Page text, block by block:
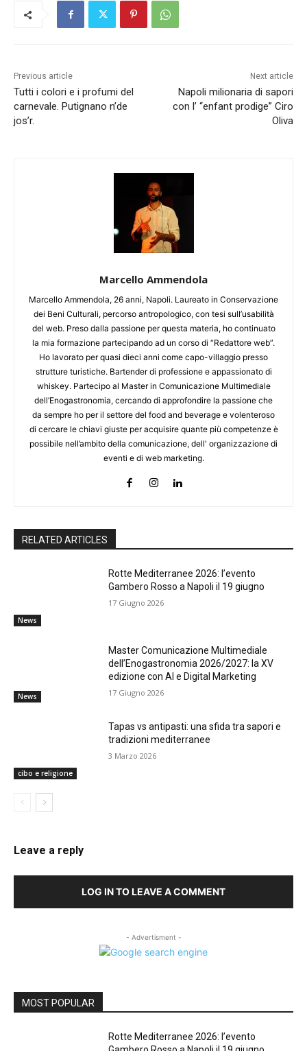
Previous article
Tutti i colori e i profumi del
carnevale. Putignano n’de
jos’r.
Next article
Napoli milionaria di sapori
con l’ “enfant prodige” Ciro
Oliva
Marcello Ammendola
Marcello Ammendola, 26 anni, Napoli. Laureato in Conservazione
dei Beni Culturali, percorso antropologico, con tesi sull’usabilità
del web. Preso dalla passione per questa materia, ho continuato
la mia formazione partecipando ad un corso di “Redattore web”.
Ho lavorato per quasi dieci anni come capo-villaggio presso
strutture turistiche. Bartender di professione e appassionato di
whiskey. Partecipo al Master in Comunicazione Multimediale
dell’Enogastronomia, cercando di approfondire la passione che
da sempre ho per il settore del food and beverage e volenteroso
di cercare le chiavi giuste per acquisire quante più competenze è
possibile nell’ambito della comunicazione, dell' organizzazione di
eventi e di web marketing.
RELATED ARTICLES
News
Rotte Mediterranee 2026: l’evento
Gambero Rosso a Napoli il 19 giugno
17 Giugno 2026
News
Master Comunicazione Multimediale
dell’Enogastronomia 2026/2027: la XV
edizione con AI e Digital Marketing
17 Giugno 2026
cibo e religione
Tapas vs antipasti: una sfida tra sapori e
tradizioni mediterranee
3 Marzo 2026
Leave a reply
LOG IN TO LEAVE A COMMENT
- Advertisment -
MOST POPULAR
Rotte Mediterranee 2026: l’evento